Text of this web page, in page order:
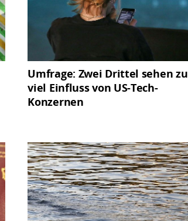
Umfrage: Zwei Drittel sehen zu
viel Einfluss von US-Tech-
Konzernen